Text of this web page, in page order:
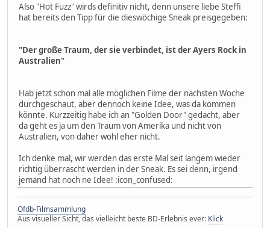
Also "Hot Fuzz" wirds definitiv nicht, denn unsere liebe Steffi
hat bereits den Tipp für die dieswöchige Sneak preisgegeben:
"Der große Traum, der sie verbindet, ist der Ayers Rock in
Australien"
Hab jetzt schon mal alle möglichen Filme der nächsten Woche
durchgeschaut, aber dennoch keine Idee, was da kommen
könnte. Kurzzeitig habe ich an "Golden Door" gedacht, aber
da geht es ja um den Traum von Amerika und nicht von
Australien, von daher wohl eher nicht.
Ich denke mal, wir werden das erste Mal seit langem wieder
richtig überrascht werden in der Sneak. Es sei denn, irgend
jemand hat noch ne Idee! :icon_confused:
Ofdb-Filmsammlung
Aus visueller Sicht, das vielleicht beste BD-Erlebnis ever: Klick